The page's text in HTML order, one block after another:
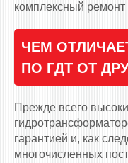
комплексный
ЧЕМ
ПО ГДТ ОТ
Прежде всего
гарантией и, как
многочисленных